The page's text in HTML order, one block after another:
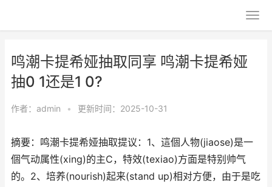
鸣潮卡提希娅抽取同享 鸣潮卡提希娅
抽0 1还是1 0?
作者： admin • 更新时间：2025-10-31
摘要：鸣潮卡提希娅抽取提议：1、這個人物(jiaose)是一
個气动属性(xing)的主C，特效(texiao)方面是特别帅气
的。2、培养(nourish)起来(stand up)相对方便，由于是吃